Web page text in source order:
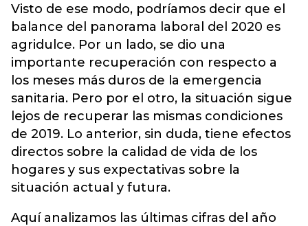
Visto de ese modo, podríamos decir que el
balance del panorama laboral del 2020 es
agridulce. Por un lado, se dio una
importante recuperación con respecto a
los meses más duros de la emergencia
sanitaria. Pero por el otro, la situación sigue
lejos de recuperar las mismas condiciones
de 2019. Lo anterior, sin duda, tiene efectos
directos sobre la calidad de vida de los
hogares y sus expectativas sobre la
situación actual y futura.
Aquí analizamos las últimas cifras del año